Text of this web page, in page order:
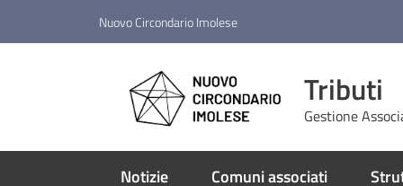
Nuovo Circondario Imolese
Tributi
Gestione
Notizie Comuni associati